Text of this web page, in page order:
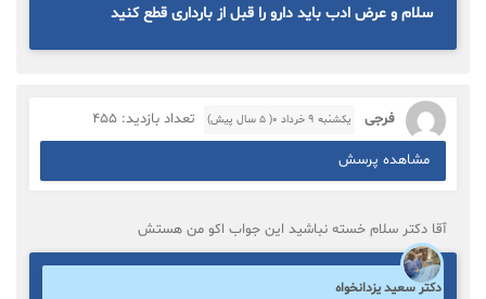
سلام و عرض ادب باید دارو را قبل از بارداری قطع کنید
فرجی یکشنبه ۹ خرداد ۰( 5 سال پیش) تعداد بازدید: 455
مشاهده پرسش
آقا دکتر سلام خسته نباشید این جواب اکو من هستش
دکتر سعید یزدانخواه